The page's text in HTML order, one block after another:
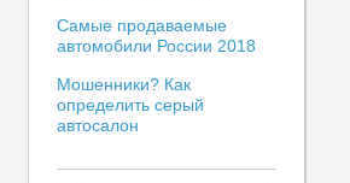
Самые продаваемые
автомобили России 2018
Мошенники? Как
определить серый
автосалон